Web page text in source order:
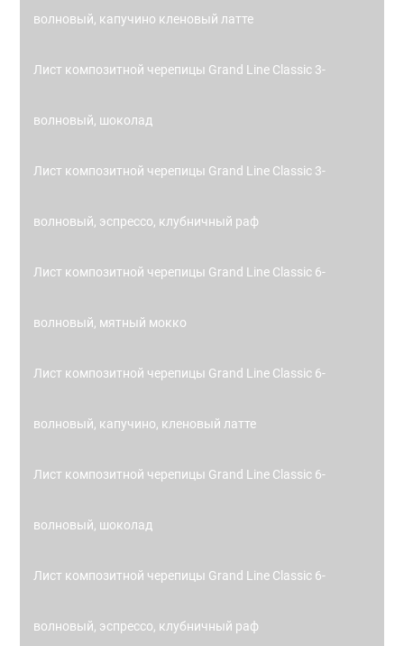
волновый, капучино кленовый латте
Лист композитной черепицы Grand Line Classic 3-
волновый, шоколад
Лист композитной черепицы Grand Line Classic 3-
волновый, эспрессо, клубничный раф
Лист композитной черепицы Grand Line Classic 6-
волновый, мятный мокко
Лист композитной черепицы Grand Line Classic 6-
волновый, капучино, кленовый латте
Лист композитной черепицы Grand Line Classic 6-
волновый, шоколад
Лист композитной черепицы Grand Line Classic 6-
волновый, эспрессо, клубничный раф